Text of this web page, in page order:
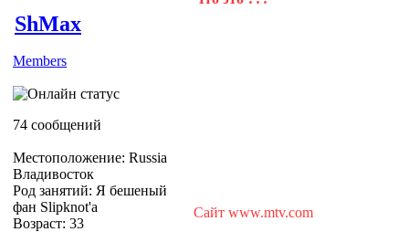
ShMax
Members
74 сообщений
Местоположение: Russia
Владивосток
Род занятий: Я бешеный
фан Slipknot'a
Возраст: 33
Сайт www.mtv.com